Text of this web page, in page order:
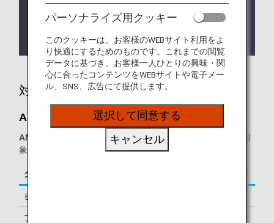
ります。
ある場合があります。
対象のお客様
Aspireラウンジ：
ANAグループ運航便
をご利用の、以下に該当するお客様が対
象となります。
クラス ご同行者
ビジネスクラス
プレミアムエコノミー
パーソナライズ用クッキー
このクッキーは、お客様のWEBサイト利用をよ
り快適にするためのものです。これまでの閲覧
データに基づき、お客様一人ひとりの興味・関
心に合ったコンテンツをWEBサイトや電子メー
ル、SNS、広告にて提供します。
選択して同意する
キャンセル